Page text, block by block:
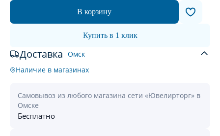
В корзину
Купить в 1 клик
Доставка Омск
Наличие в магазинах
Самовывоз из любого магазина сети «Ювелирторг» в
Омске
Бесплатно